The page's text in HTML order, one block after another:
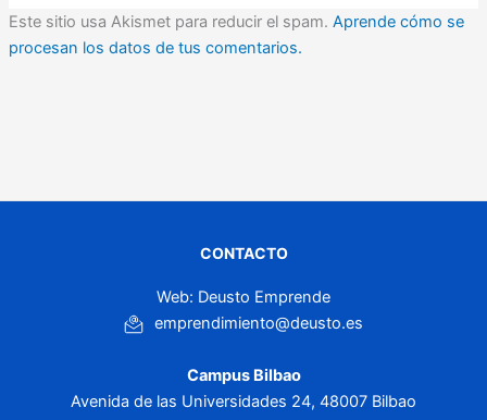
Este sitio usa Akismet para reducir el spam. Aprende cómo se
procesan los datos de tus comentarios.
CONTACTO
Web: Deusto Emprende
emprendimiento@deusto.es
Campus Bilbao
Avenida de las Universidades 24, 48007 Bilbao